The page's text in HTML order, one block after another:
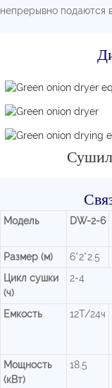
непрерывно подаются
Модель DW-2-6
Размер (м)
6*2*2.5
Цикл сушки
(ч)
2-4
Емкость 12Т/24ч
Мощность
(кВт)
18.5